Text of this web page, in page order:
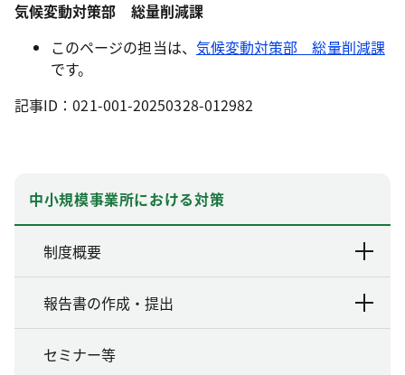
気候変動対策部 総量削減課
このページの担当は、 気候変動対策部 総量削減課
です。
記事ID：021-001-20250328-012982
中小規模事業所における対策
制度概要
報告書の作成・提出
セミナー等